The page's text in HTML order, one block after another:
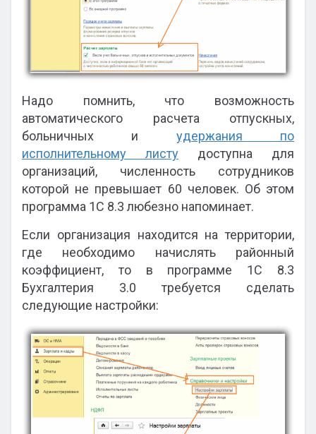
Надо помнить, что возможность
автоматического расчета отпускных,
больничных и удержания по
исполнительному листу доступна для
организаций, численность сотрудников
которой не превышает 60 человек. Об этом
программа 1С 8.3 любезно напоминает.
Если организация находится на территории,
где необходимо начислять районный
коэффициент, то в программе 1С 8.3
Бухгалтерия 3.0 требуется сделать
следующие настройки: